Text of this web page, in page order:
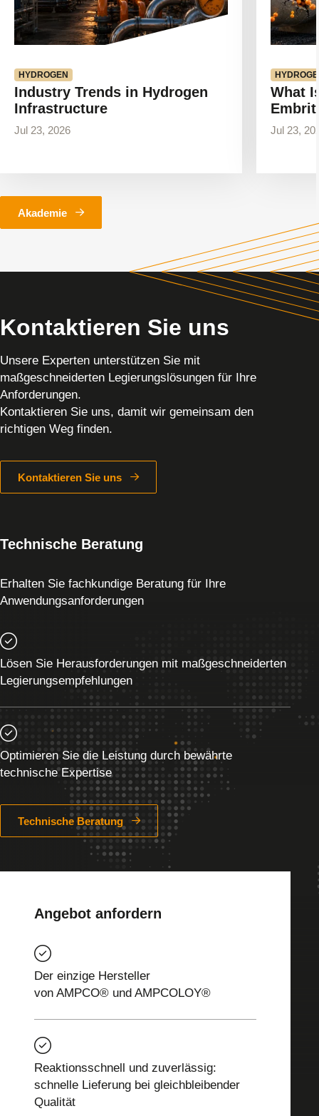
HYDROGEN
Industry Trends in Hydrogen
Infrastructure
Jul 23, 2026
What
Jul 23,
Akademie
Kontaktieren Sie uns
Unsere Experten unterstützen Sie mit
maßgeschneiderten Legierungslösungen für Ihre
Anforderungen.
Kontaktieren Sie uns, damit wir gemeinsam den
richtigen Weg finden.
Kontaktieren Sie uns
Technische Beratung
Erhalten Sie fachkundige Beratung für Ihre
Anwendungsanforderungen
Lösen Sie Herausforderungen mit maßgeschneiderten
Legierungsempfehlungen
Optimieren Sie die Leistung durch bewährte
technische Expertise
Technische Beratung
Angebot anfordern
Der einzige Hersteller
von AMPCO® und AMPCOLOY®
Reaktionsschnell und zuverlässig:
schnelle Lieferung bei gleichbleibender
Qualität